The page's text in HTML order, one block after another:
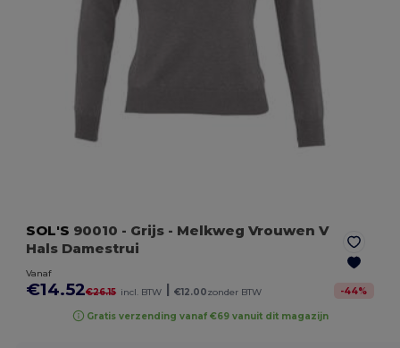
SOL'S 90010 - Grijs - Melkweg Vrouwen V
Hals Damestrui
Vanaf
€14.52€26.15 incl. BTW | €12.00zonder BTW -44%
Gratis verzending vanaf €69 vanuit dit magazijn